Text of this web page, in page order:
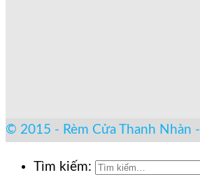
© 2015 - Rèm Cửa Thanh Nhàn -
Tìm kiếm: